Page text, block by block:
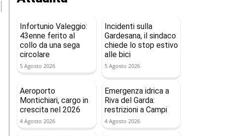
Infortunio Valeggio:
43enne ferito al
collo da una sega
circolare
5 Agosto 2026
Incidenti sulla
Gardesana, il sindaco
chiede lo stop estivo
alle bici
5 Agosto 2026
Aeroporto
Montichiari, cargo in
crescita nel 2026
4 Agosto 2026
Emergenza idrica a
Riva del Garda:
restrizioni a Campi
4 Agosto 2026